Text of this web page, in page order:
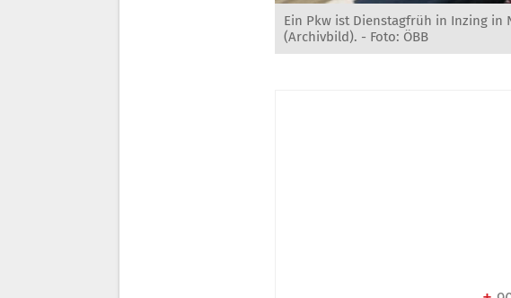
Ein Pkw ist Dienstagfrüh in Inzing
(Archivbild). - Foto: ÖBB